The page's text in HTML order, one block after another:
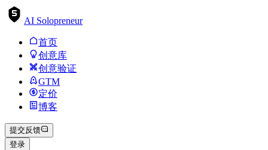
AI Solopreneur
首页
创意库
创意验证
GTM
定价
博客
提交反馈
登录